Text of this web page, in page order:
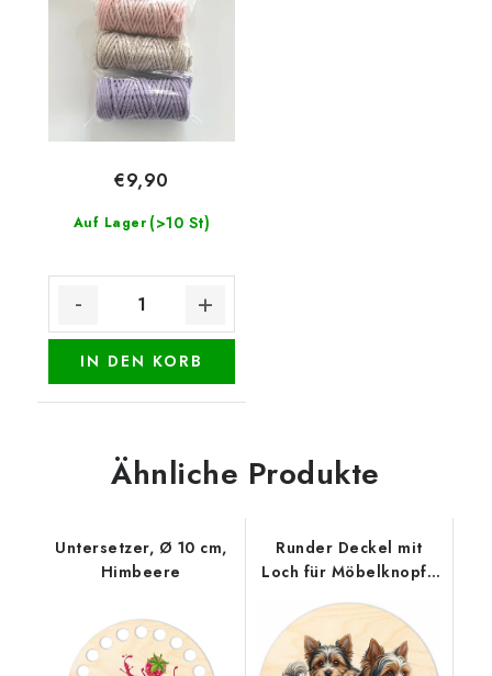
Auf Lager (>10 St)
€9,90
IN DEN KORB
Ähnliche Produkte
Untersetzer, Ø 10 cm,
Himbeere
Runder Deckel mit
Loch für Möbelknopf -